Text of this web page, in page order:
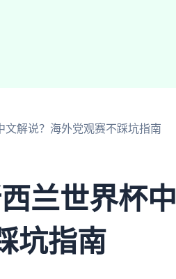
文解说？海外党观赛不踩坑指南
兰世界杯中
坑指南